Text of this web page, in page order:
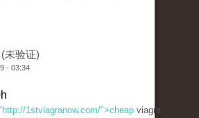
未验证)
- 03:34
http://1stviagranow.com/">cheap viagra